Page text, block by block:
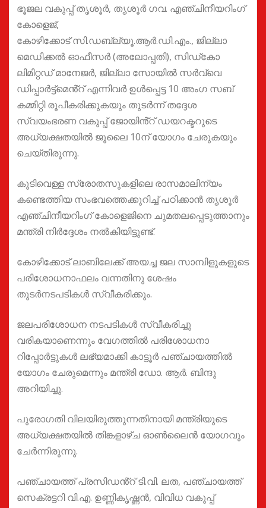
ഭൂജല വകുപ്പ് തൃശൂർ, തൃശൂർ ഗവ. എഞ്ചിനീയറിംഗ്
കോളെജ്,
കോഴിക്കോട് സി.ഡബ്ല്യൂ.ആർ.ഡി.എം., ജില്ലാ
മെഡിക്കൽ ഓഫീസർ (അലോപ്പതി), സിഡ്കോ
ലിമിറ്റഡ് മാനേജർ, ജില്ലാ സോയിൽ സർവ്വെ
ഡിപ്പാർട്ട്മെൻ്റ് എന്നിവർ ഉൾപ്പെട്ട 10 അംഗ സബ്
കമ്മിറ്റി രൂപീകരിക്കുകയും തുടർന്ന് തദ്ദേശ
സ്വയംഭരണ വകുപ്പ് ജോയിൻ്റ് ഡയറക്ടറുടെ
അധ്യക്ഷതയിൽ ജൂലൈ 10ന് യോഗം ചേരുകയും
ചെയ്തിരുന്നു.
കുടിവെള്ള സ്രോതസുകളിലെ രാസമാലിന്യം
കണ്ടെത്തിയ സംഭവത്തെക്കുറിച്ച് പഠിക്കാൻ തൃശൂർ
എഞ്ചിനീയറിംഗ് കോളെജിനെ ചുമതലപ്പെടുത്താനും
മന്ത്രി നിർദ്ദേശം നൽകിയിട്ടുണ്ട്.
കോഴിക്കോട് ലാബിലേക്ക് അയച്ച ജല സാമ്പിളുകളുടെ
പരിശോധനാഫലം വന്നതിനു ശേഷം
തുടർനടപടികൾ സ്വീകരിക്കും.
ജലപരിശോധന നടപടികൾ സ്വീകരിച്ചു
വരികയാണെന്നും വേഗത്തിൽ പരിശോധനാ
റിപ്പോർട്ടുകൾ ലഭ്യമാക്കി കാട്ടൂർ പഞ്ചായത്തിൽ
യോഗം ചേരുമെന്നും മന്ത്രി ഡോ. ആർ. ബിന്ദു
അറിയിച്ചു.
പുരോഗതി വിലയിരുത്തുന്നതിനായി മന്ത്രിയുടെ
അധ്യക്ഷതയിൽ തിങ്കളാഴ്ച ഓൺലൈൻ യോഗവും
ചേർന്നിരുന്നു.
പഞ്ചായത്ത് പ്രസിഡൻ്റ് ടി.വി. ലത, പഞ്ചായത്ത്
സെക്രട്ടറി വി.എ. ഉണ്ണികൃഷ്ണൻ, വിവിധ വകുപ്പ്